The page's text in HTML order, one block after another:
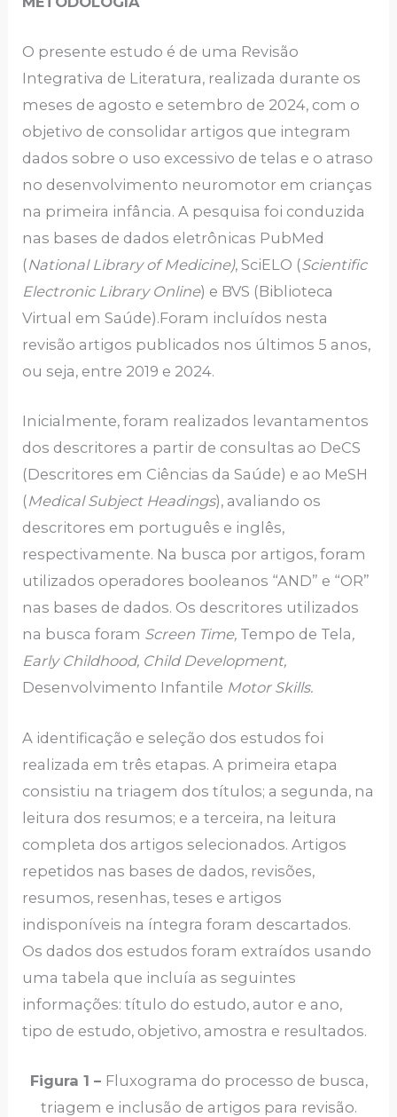
O presente estudo é de uma Revisão
Integrativa de Literatura, realizada durante os
meses de agosto e setembro de 2024, com o
objetivo de consolidar artigos que integram
dados sobre o uso excessivo de telas e o atraso
no desenvolvimento neuromotor em crianças
na primeira infância. A pesquisa foi conduzida
nas bases de dados eletrônicas PubMed
(National Library of Medicine), SciELO (Scientific
Electronic Library Online) e BVS (Biblioteca
Virtual em Saúde).Foram incluídos nesta
revisão artigos publicados nos últimos 5 anos,
ou seja, entre 2019 e 2024.
Inicialmente, foram realizados levantamentos
dos descritores a partir de consultas ao DeCS
(Descritores em Ciências da Saúde) e ao MeSH
(Medical Subject Headings), avaliando os
descritores em português e inglês,
respectivamente. Na busca por artigos, foram
utilizados operadores booleanos “AND” e “OR”
nas bases de dados. Os descritores utilizados
na busca foram Screen Time, Tempo de Tela,
Early Childhood, Child Development,
Desenvolvimento Infantile Motor Skills.
A identificação e seleção dos estudos foi
realizada em três etapas. A primeira etapa
consistiu na triagem dos títulos; a segunda, na
leitura dos resumos; e a terceira, na leitura
completa dos artigos selecionados. Artigos
repetidos nas bases de dados, revisões,
resumos, resenhas, teses e artigos
indisponíveis na íntegra foram descartados.
Os dados dos estudos foram extraídos usando
uma tabela que incluía as seguintes
informações: título do estudo, autor e ano,
tipo de estudo, objetivo, amostra e resultados.
Figura 1 – Fluxograma do processo de busca,
triagem e inclusão de artigos para revisão.